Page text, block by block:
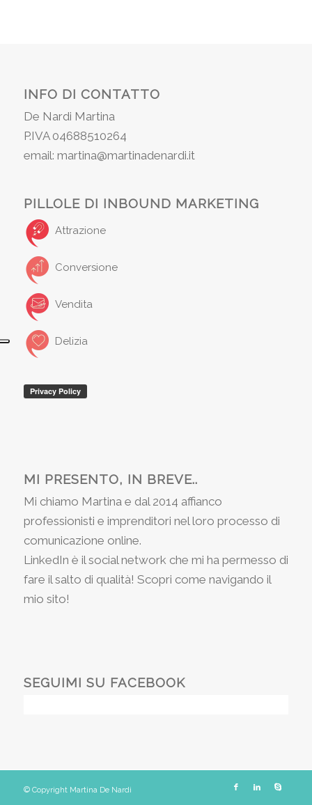
INFO DI CONTATTO
De Nardi Martina
P.IVA 04688510264
email: martina@martinadenardi.it
PILLOLE DI INBOUND MARKETING
Attrazione
Conversione
Vendita
Delizia
MI PRESENTO, IN BREVE..
Mi chiamo Martina e dal 2014 affianco
professionisti e imprenditori nel loro processo di
comunicazione online.
LinkedIn è il social network che mi ha permesso di
fare il salto di qualità! Scopri come navigando il
mio sito!
SEGUIMI SU FACEBOOK
© Copyright Martina De Nardi